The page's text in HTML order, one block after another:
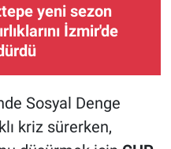
yeni sezon
İzmir'de
Sosyal Denge
kriz sürerken,